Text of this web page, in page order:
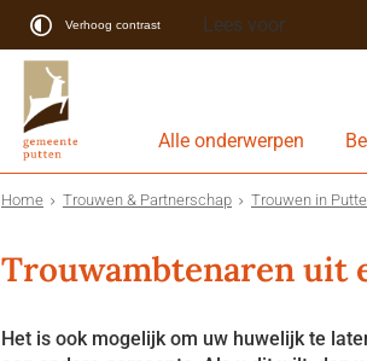
Verhoog contrast Lees voor
Alle onderwerpen
Home Trouwen & Partnerschap Trouwen in
Trouwambtenaren uit
Het is ook mogelijk om uw huwelijk te